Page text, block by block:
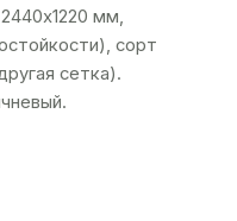
мм,
сорт
сетка).